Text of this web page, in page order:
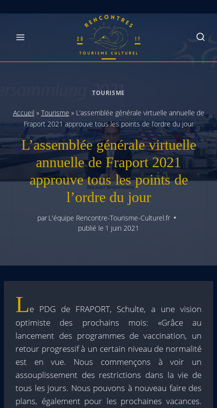
TOURISME
Accueil » Tourisme » L’assemblée générale virtuelle annuelle de
Fraport 2021 approuve tous les points de l’ordre du jour
L’assemblée générale virtuelle
annuelle de Fraport 2021
approuve tous les points de
l’ordre du jour
par L'équipe Rencontre-Tourisme-Culturel.fr
publié le 1 juin 2021
Le PDG de FRAPORT, Schulte, a une vision
optimiste des prochains mois: «Grâce au
lancement des programmes de vaccination, un
retour progressif à un certain niveau de normalité
est en vue. Nous commençons à voir un
assouplissement des restrictions dans la vie de
tous les jours. Nous pouvons à nouveau faire des
plans, également pour les prochaines vacances.